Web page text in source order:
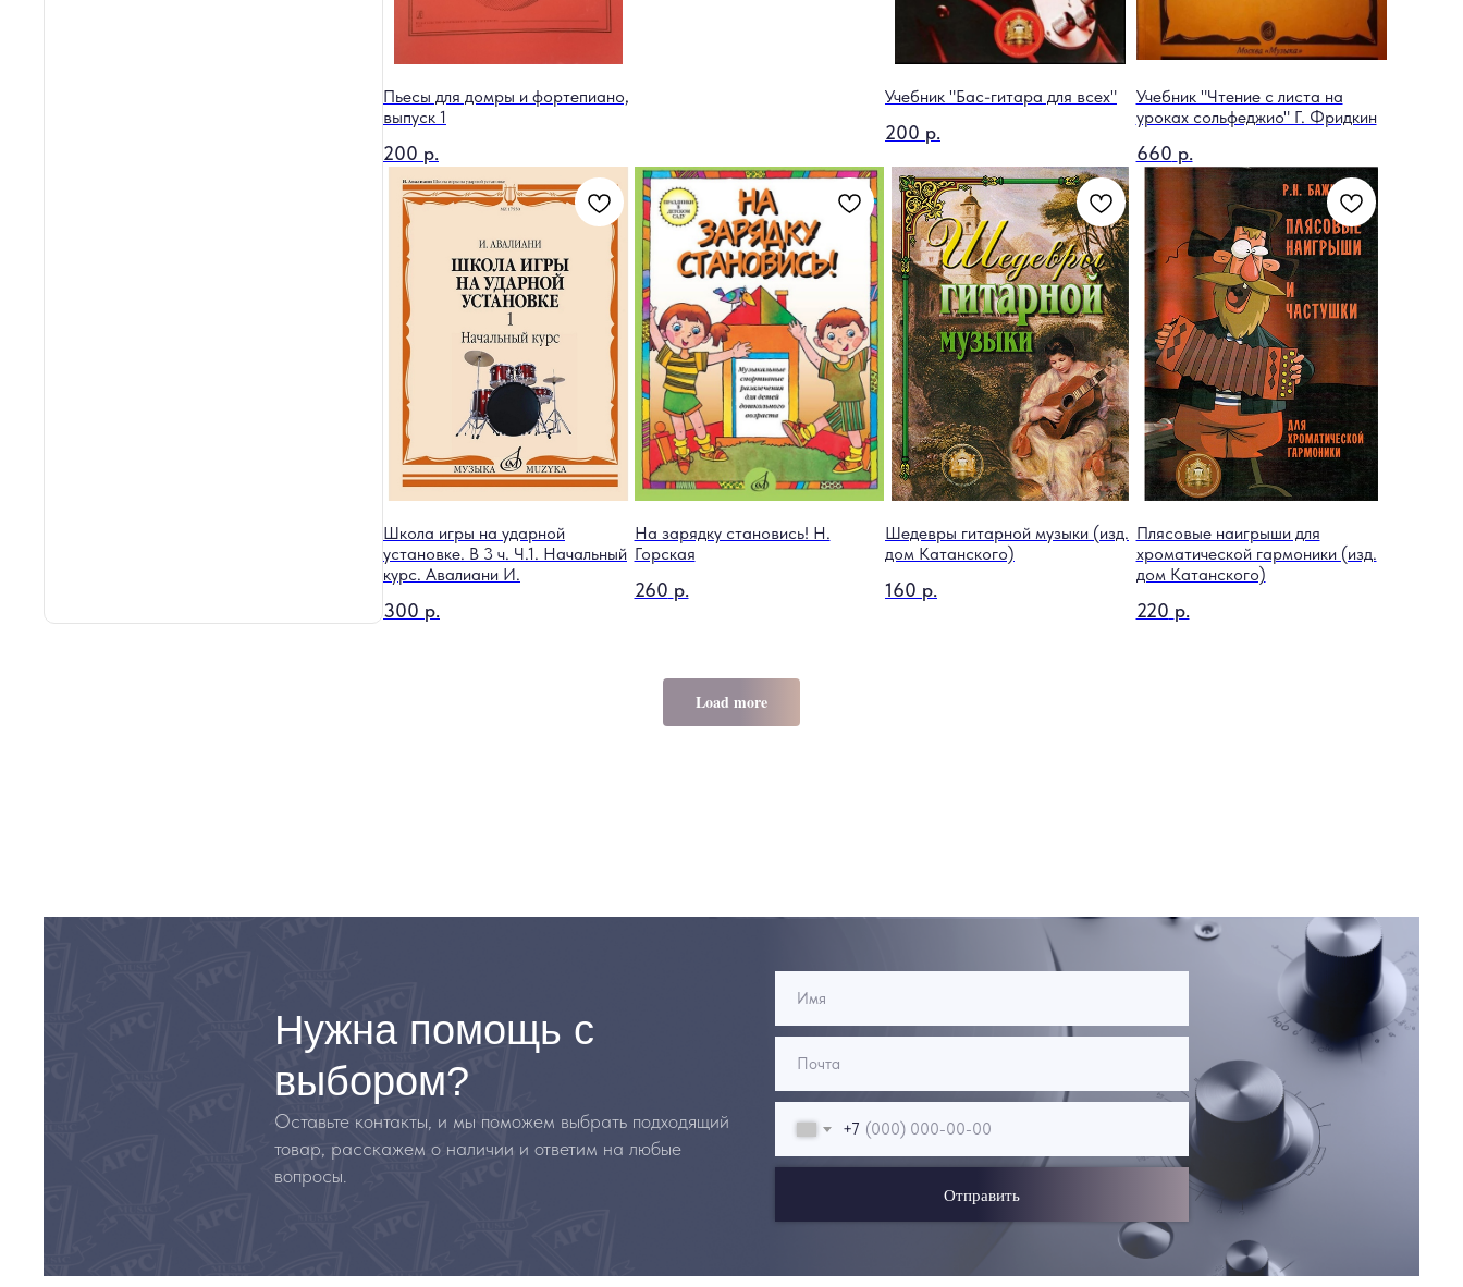
Пьесы для домры и фортепиано,
выпуск 1
200 р.
Учебник "Бас-гитара для всех"
200 р.
Учебник "Чтение с листа на
уроках сольфеджио" Г. Фридкин
660 р.
Школа игры на ударной
установке. В 3 ч. Ч.1. Начальный
курс. Авалиани И.
300 р.
На зарядку становись! Н.
Горская
260 р.
Шедевры гитарной музыки (изд.
дом Катанского)
160 р.
Плясовые наигрыши для
хроматической гармоники (изд.
дом Катанского)
220 р.
Load more
Нужна помощь с
выбором?
Оставьте контакты, и мы поможем выбрать подходящий
товар, расскажем о наличии и ответим на любые
вопросы.
+7
Отправить